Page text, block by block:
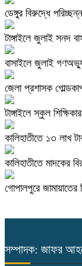
ডেঙ্গুর বিরুদ্ধে
টাঙ্গাইলে জুলাই সনদ
বাসাইলে জুলাই
জেলা প্রশাসক
টাঙ্গাইলে স্কুল
কালিহাতীতে ১৩ লাখ
কালিহাতীতে মাদকের
গোপালপুরে জামায়াতের
সম্পাদক: জাফর